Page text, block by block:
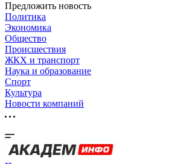
Предложить новость
Политика
Экономика
Общество
Происшествия
ЖКХ и транспорт
Наука и образование
Спорт
Культура
Новости компаний